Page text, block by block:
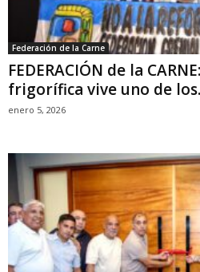
Federación de la Carne
FEDERACIÓN de la
frigorífica vive uno de
enero 5, 2026